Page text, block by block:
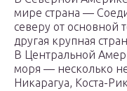
мире страна —
северу от
другая крупная
В Центральной
моря — несколько
Никарагуа, Коста-